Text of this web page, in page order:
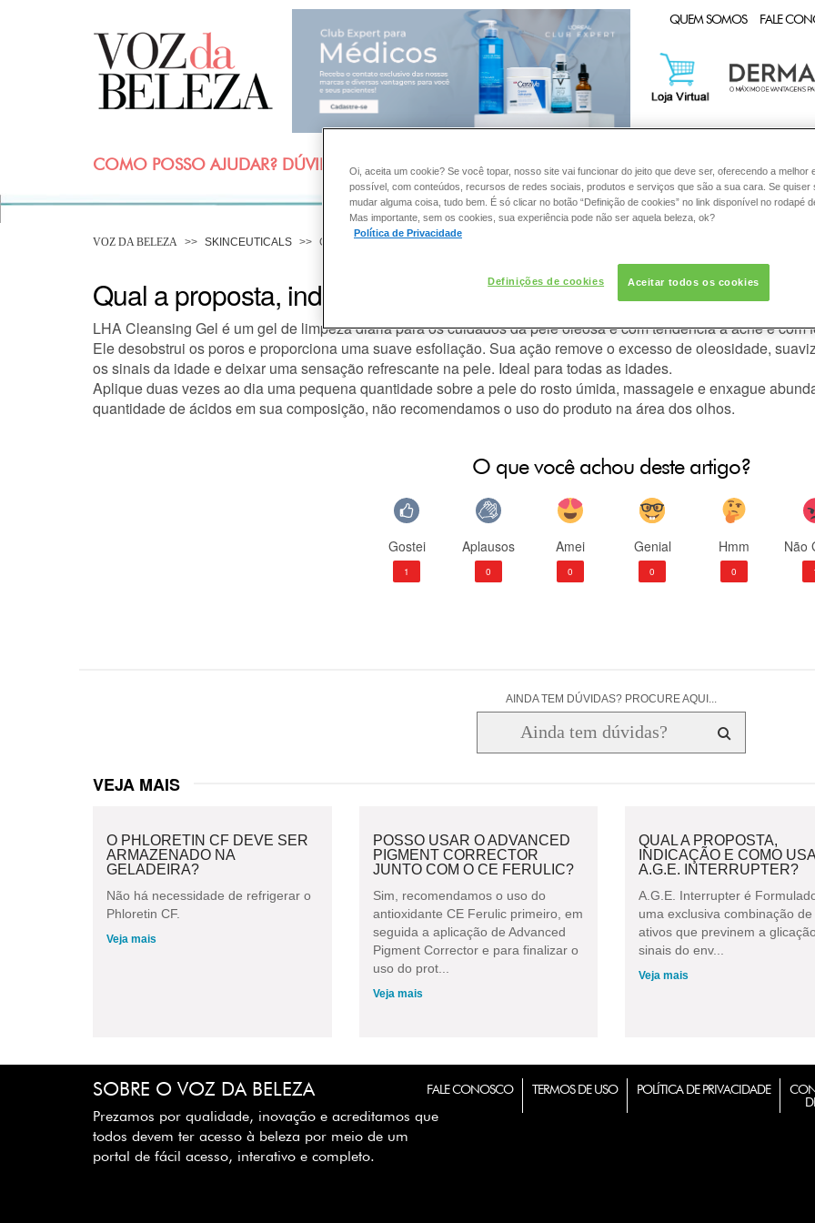
QUEM SOMOS FALE
CLUB EXPERT
COMO POSSO AJUDAR? DÚVIDAS SOBRE: PELE SOLAR DERMACLUB CONSULTORIA DE
VOZ DA BELEZA SKINCEUTICALS CONSULTORIA DE PRODUTOS SKINCEUTICALS
Qual a proposta, indicação e como usar o LHA Cleansing Gel?
LHA Cleansing Gel é um gel de limpeza diária para os cuidados da pele oleosa e com tendência à acne e
Ele desobstrui os poros e proporciona uma suave esfoliação. Sua ação remove o excesso de oleosidade,
os sinais da idade e deixar uma sensação refrescante na pele. Ideal para todas as idades.
Aplique duas vezes ao dia uma pequena quantidade sobre a pele do rosto úmida, massageie e enxague
quantidade de ácidos em sua composição, não recomendamos o uso do produto na área dos olhos.
O que você achou deste artigo?
Gostei
1
Aplausos
0
Amei
0
Genial
0
Hmm
0
Não
AINDA TEM DÚVIDAS? PROCURE AQUI...
VEJA MAIS
O PHLORETIN CF DEVE SER
ARMAZENADO NA
GELADEIRA?
Não há necessidade de refrigerar o
Phloretin CF.
Veja mais
POSSO USAR O ADVANCED
PIGMENT CORRECTOR
JUNTO COM O CE FERULIC?
Sim, recomendamos o uso do
antioxidante CE Ferulic primeiro, em
seguida a aplicação de Advanced
Pigment Corrector e para finalizar o
uso do prot...
Veja mais
QUAL A PROPOSTA,
INDICAÇÃO E COMO
A.G.E. INTERRUPTER?
A.G.E. Interrupter é
uma exclusiva combinação
ativos que previnem a
sinais do env...
Veja mais
SOBRE O VOZ DA BELEZA
Prezamos por qualidade, inovação e acreditamos que
todos devem ter acesso à beleza por meio de um
portal de fácil acesso, interativo e completo.
FALE CONOSCO TERMOS DE USO POLÍTICA DE PRIVACIDADE
Oi, aceita um cookie? Se você topar, nosso site vai funcionar do jeito que deve ser, oferecendo a melhor
possível, com conteúdos, recursos de redes sociais, produtos e serviços que são a sua cara. Se quiser
mudar alguma coisa, tudo bem. É só clicar no botão “Definição de cookies” no link disponível no rodapé
Mas importante, sem os cookies, sua experiência pode não ser aquela beleza, ok?
Política de Privacidade
Definições de cookies Aceitar todos os cookies